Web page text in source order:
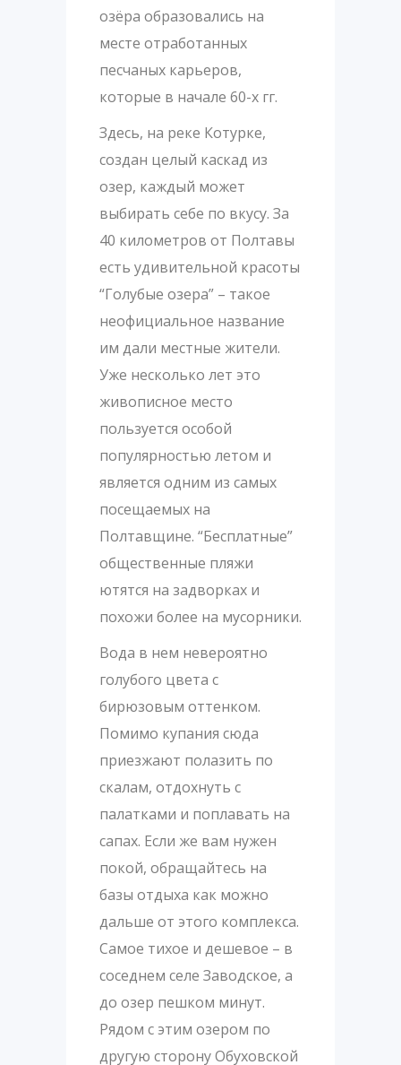
озёра образовались на
месте отработанных
песчаных карьеров,
которые в начале 60-х гг.
Здесь, на реке Котурке,
создан целый каскад из
озер, каждый может
выбирать себе по вкусу. За
40 километров от Полтавы
есть удивительной красоты
“Голубые озера” – такое
неофициальное название
им дали местные жители.
Уже несколько лет это
живописное место
пользуется особой
популярностью летом и
является одним из самых
посещаемых на
Полтавщине. “Бесплатные”
общественные пляжи
ютятся на задворках и
похожи более на мусорники.
Вода в нем невероятно
голубого цвета с
бирюзовым оттенком.
Помимо купания сюда
приезжают полазить по
скалам, отдохнуть с
палатками и поплавать на
сапах. Если же вам нужен
покой, обращайтесь на
базы отдыха как можно
дальше от этого комплекса.
Самое тихое и дешевое – в
соседнем селе Заводское, а
до озер пешком минут.
Рядом с этим озером по
другую сторону Обуховской